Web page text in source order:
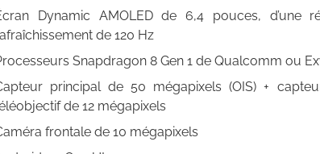
Dynamic AMOLED de 6,4 pouces,
de 120 Hz
Snapdragon 8 Gen 1 de Qualcomm ou
principal de 50 mégapixels (OIS) +
de 12 mégapixels
frontale de 10 mégapixels